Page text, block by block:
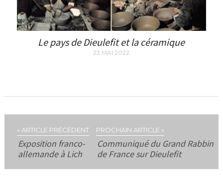
Le pays de Dieulefit et la céramique
23 MAI 2022
« ARTICLE PRÉCÉDENT
Exposition franco-
allemande à Lich
PROCHAIN ARTICLE »
Communiqué du Grand Rabbin
de France sur Dieulefit